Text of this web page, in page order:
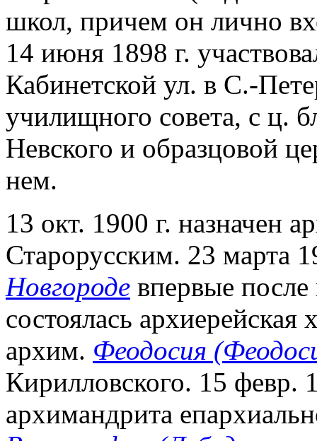
школ, причем он лично
14 июня 1898 г.
Кабинетской ул. в С.-
училищного совета, с ц.
Невского и образцовой
нем.
13 окт. 1900 г. назначен
Старорусским. 23 марта
Новгороде впервые
состоялась
архим. Феодосия
Кирилловского. 15 февр.
архимандрита